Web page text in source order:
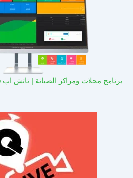
برنامج محلات ومراكز الصيانة | تاتش اب TouchUp